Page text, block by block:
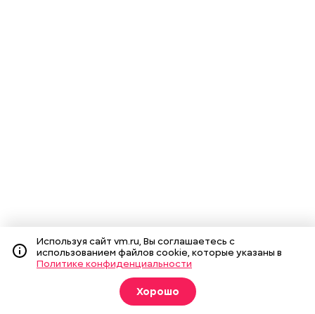
Используя сайт vm.ru, Вы соглашаетесь с
использованием файлов cookie, которые указаны в
Политике конфиденциальности
Хорошо